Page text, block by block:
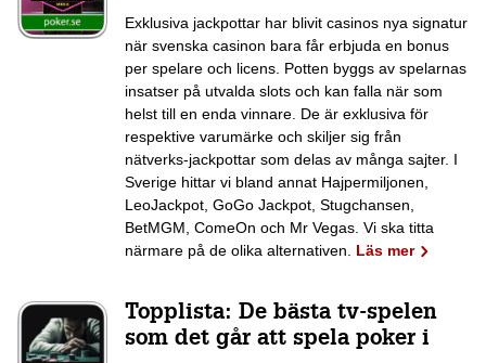
Exklusiva jackpottar har blivit casinos nya signatur
när svenska casinon bara får erbjuda en bonus
per spelare och licens. Potten byggs av spelarnas
insatser på utvalda slots och kan falla när som
helst till en enda vinnare. De är exklusiva för
respektive varumärke och skiljer sig från
nätverks-jackpottar som delas av många sajter. I
Sverige hittar vi bland annat Hajpermiljonen,
LeoJackpot, GoGo Jackpot, Stugchansen,
BetMGM, ComeOn och Mr Vegas. Vi ska titta
närmare på de olika alternativen. Läs mer
Topplista: De bästa tv-spelen
som det går att spela poker i